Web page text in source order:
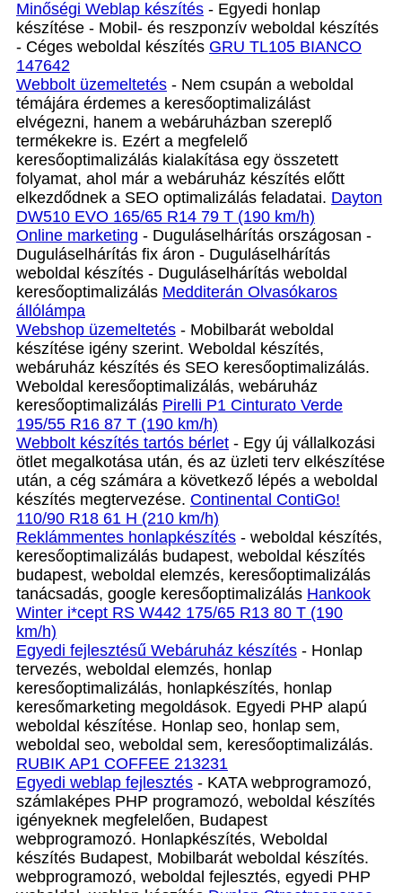
Minőségi Weblap készítés - Egyedi honlap
készítése - Mobil- és reszponzív weboldal készítés
- Céges weboldal készítés GRU TL105 BIANCO
147642
Webbolt üzemeltetés - Nem csupán a weboldal
témájára érdemes a keresőoptimalizálást
elvégezni, hanem a webáruházban szereplő
termékekre is. Ezért a megfelelő
keresőoptimalizálás kialakítása egy összetett
folyamat, ahol már a webáruház készítés előtt
elkezdődnek a SEO optimalizálás feladatai. Dayton
DW510 EVO 165/65 R14 79 T (190 km/h)
Online marketing - Duguláselhárítás országosan -
Duguláselhárítás fix áron - Duguláselhárítás
weboldal készítés - Duguláselhárítás weboldal
keresőoptimalizálás Medditerán Olvasókaros
állólámpa
Webshop üzemeltetés - Mobilbarát weboldal
készítése igény szerint. Weboldal készítés,
webáruház készítés és SEO keresőoptimalizálás.
Weboldal keresőoptimalizálás, webáruház
keresőoptimalizálás Pirelli P1 Cinturato Verde
195/55 R16 87 T (190 km/h)
Webbolt készítés tartós bérlet - Egy új vállalkozási
ötlet megalkotása után, és az üzleti terv elkészítése
után, a cég számára a következő lépés a weboldal
készítés megtervezése. Continental ContiGo!
110/90 R18 61 H (210 km/h)
Reklámmentes honlapkészítés - weboldal készítés,
keresőoptimalizálás budapest, weboldal készítés
budapest, weboldal elemzés, keresőoptimalizálás
tanácsadás, google keresőoptimalizálás Hankook
Winter i*cept RS W442 175/65 R13 80 T (190
km/h)
Egyedi fejlesztésű Webáruház készítés - Honlap
tervezés, weboldal elemzés, honlap
keresőoptimalizálás, honlapkészítés, honlap
keresőmarketing megoldások. Egyedi PHP alapú
weboldal készítése. Honlap seo, honlap sem,
weboldal seo, weboldal sem, keresőoptimalizálás.
RUBIK AP1 COFFEE 213231
Egyedi weblap fejlesztés - KATA webprogramozó,
számlaképes PHP programozó, weboldal készítés
igényeknek megfelelően, Budapest
webprogramozó. Honlapkészítés, Weboldal
készítés Budapest, Mobilbarát weboldal készítés.
webprogramozó, weboldal fejlesztés, egyedi PHP